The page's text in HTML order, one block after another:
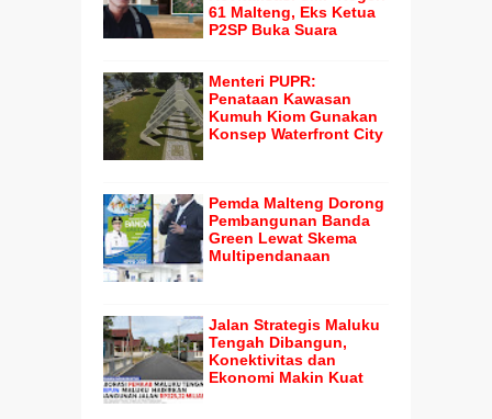
61 Malteng, Eks Ketua
P2SP Buka Suara
Menteri PUPR:
Penataan Kawasan
Kumuh Kiom Gunakan
Konsep Waterfront City
Pemda Malteng Dorong
Pembangunan Banda
Green Lewat Skema
Multipendanaan
Jalan Strategis Maluku
Tengah Dibangun,
Konektivitas dan
Ekonomi Makin Kuat